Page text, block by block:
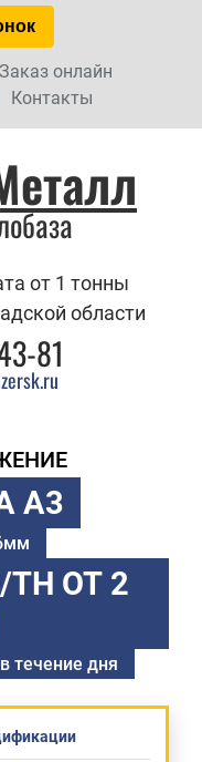
Заказ онлайн
Контакты
от 1 тонны
области
81
А3
ТН ОТ 2
течение дня